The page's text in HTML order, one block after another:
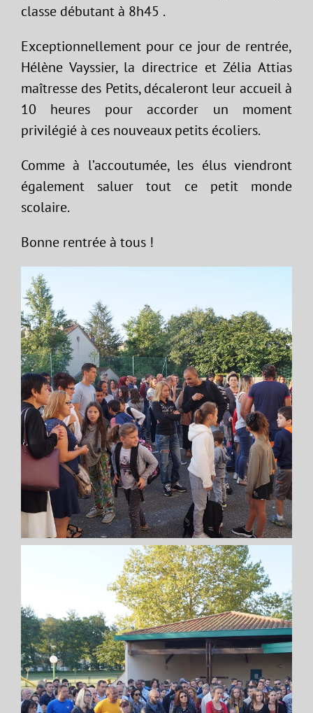
classe débutant à 8h45 .
Exceptionnellement pour ce jour de rentrée,
Hélène Vayssier, la directrice et Zélia Attias
maîtresse des Petits, décaleront leur accueil à
10 heures pour accorder un moment
privilégié à ces nouveaux petits écoliers.
Comme à l’accoutumée, les élus viendront
également saluer tout ce petit monde
scolaire.
Bonne rentrée à tous !